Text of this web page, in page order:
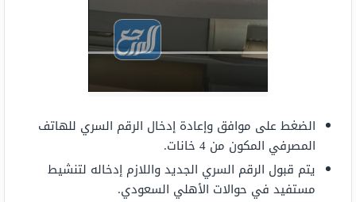
الضغط على موافق وإعادة إدخال الرقم السري للهاتف
المصرفي المكون من 4 خانات.
يتم قبول الرقم السري الجديد واللازم إدخاله لتنشيط
مستفيد في حوالات الأهلي السعودي.